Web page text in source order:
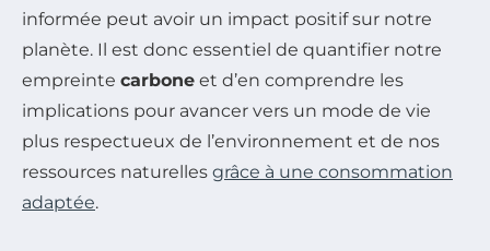
informée peut avoir un impact positif sur notre
planète. Il est donc essentiel de quantifier notre
empreinte carbone et d’en comprendre les
implications pour avancer vers un mode de vie
plus respectueux de l’environnement et de nos
ressources naturelles grâce à une consommation
adaptée.